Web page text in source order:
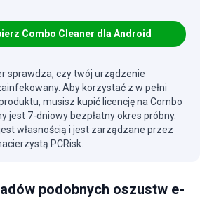
Combo Cleaner dla Android
sprawdza, czy twój urządzenie
Aby korzystać z w pełni
musisz kupić licencję na Combo
jest 7-dniowy bezpłatny okres próbny.
własnością i jest zarządzane przez
PCRisk.
podobnych oszustw e-